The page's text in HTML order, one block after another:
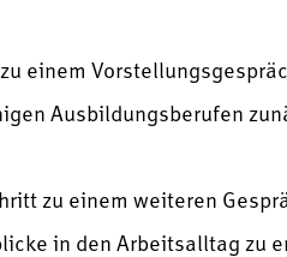
einem
Ausbildungsberufen
zu einem weiteren
in den Arbeitsalltag zu